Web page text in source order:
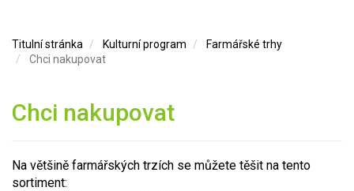
Titulní stránka Kulturní program
Farmářské trhy
Chci nakupovat
Chci nakupovat
Na většině farmářských trzích se můžete těšit na tento
sortiment: